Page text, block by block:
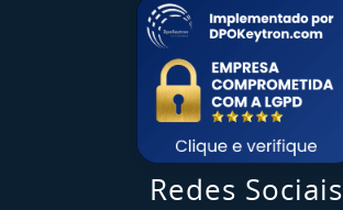
Redes Sociais